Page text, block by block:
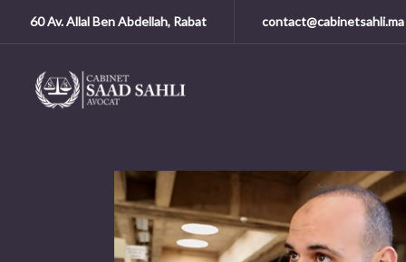
60 Av. Allal Ben Abdellah, Rabat contact@cabinetsahli.ma